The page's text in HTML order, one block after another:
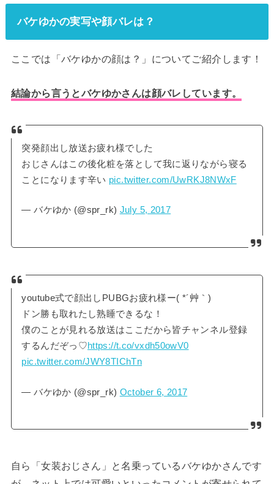
バケゆかの実写や顔バレは？
ここでは「バケゆかの顔は？」についてご紹介します！
結論から言うとバケゆかさんは顔バレしています。
突発顔出し放送お疲れ様でした
おじさんはこの後化粧を落として我に返りながら寝る
ことになります辛い pic.twitter.com/UwRKJ8NWxF
— バケゆか (@spr_rk) July 5, 2017
youtube式で顔出しPUBGお疲れ様ー( *´艸｀)
ドン勝も取れたし熟睡できるな！
僕のことが見れる放送はここだから皆チャンネル登録
するんだぞっ♡https://t.co/vxdh50owV0
pic.twitter.com/JWY8TIChTn
— バケゆか (@spr_rk) October 6, 2017
自ら「女装おじさん」と名乗っているバケゆかさんです